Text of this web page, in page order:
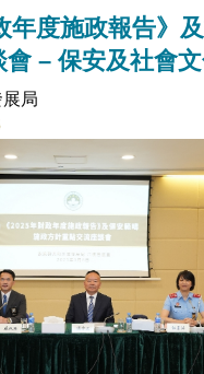
年度施政報告》
– 保安及社會
局